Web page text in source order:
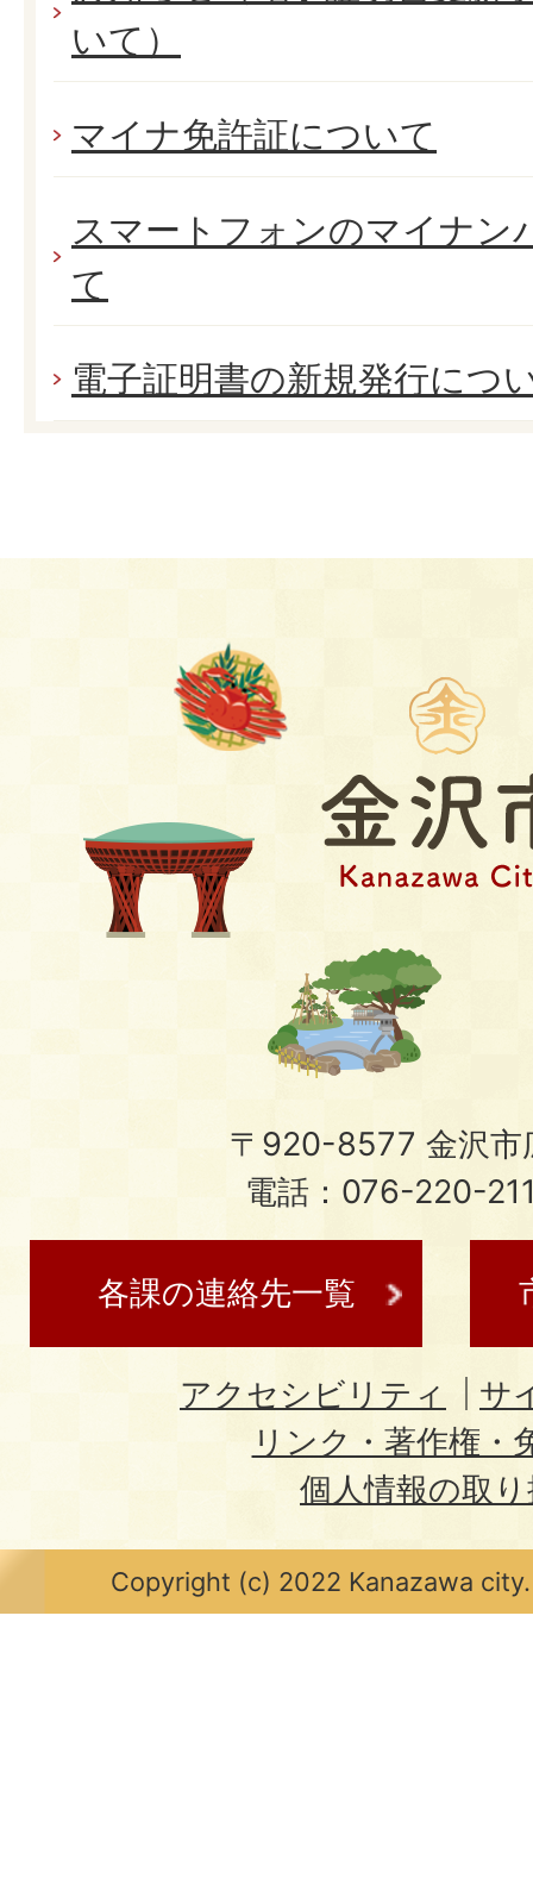
いて）
マイナ免許証について
スマートフォンのマイナン
て
電子証明書の新規発行につ
〒920-8577 金沢市
電話：076-220-
各課の連絡先一覧
アクセシビリティ
サ
リンク・著作権・
個人情報の取
Copyright (c) 2022 Kanazawa